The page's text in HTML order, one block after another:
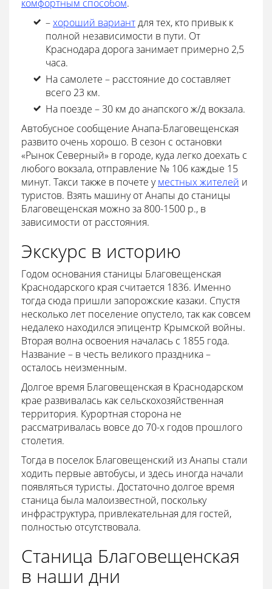
комфортным способом.
–хороший вариантдля тех, кто привык к
полной независимости в пути. От
Краснодара дорога занимает примерно 2,5
часа.
На самолете – расстояние до составляет
всего 23 км.
На поезде – 30 км до анапского ж/д вокзала.
Автобусное сообщение Анапа-Благовещенская
развито очень хорошо. В сезон с остановки
«Рынок Северный» в городе, куда легко доехать с
любого вокзала, отправление № 106 каждые 15
минут. Такси также в почете уместных жителей и
туристов. Взять машину от Анапы до станицы
Благовещенская можно за 800-1500 р., в
зависимости от расстояния.
Экскурс в историю
Годом основания станицы Благовещенская
Краснодарского края считается 1836. Именно
тогда сюда пришли запорожские казаки. Спустя
несколько лет поселение опустело, так как совсем
недалеко находился эпицентр Крымской войны.
Вторая волна освоения началась с 1855 года.
Название – в честь великого праздника –
осталось неизменным.
Долгое время Благовещенская в Краснодарском
крае развивалась как сельскохозяйственная
территория. Курортная сторона не
рассматривалась вовсе до 70-х годов прошлого
столетия.
Тогда в поселок Благовещенский из Анапы стали
ходить первые автобусы, и здесь иногда начали
появляться туристы. Достаточно долгое время
станица была малоизвестной, поскольку
инфраструктура, привлекательная для гостей,
полностью отсутствовала.
Станица Благовещенская
в наши дни